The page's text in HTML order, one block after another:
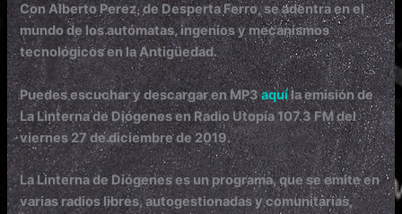
Con Alberto Perez, de Desperta Ferro, se adentra en el
mundo de los autómatas, ingenios y mecanismos
tecnológicos en la Antigüedad.
Puedes escuchar y descargar en MP3aquíla emisión de
La Linterna de Diógenes en Radio Utopía 107.3 FM del
viernes 27 de diciembre de 2019.
La Linterna de Diógenes es un programa, que se emite en
varias radios libres, autogestionadas y comunitarias,